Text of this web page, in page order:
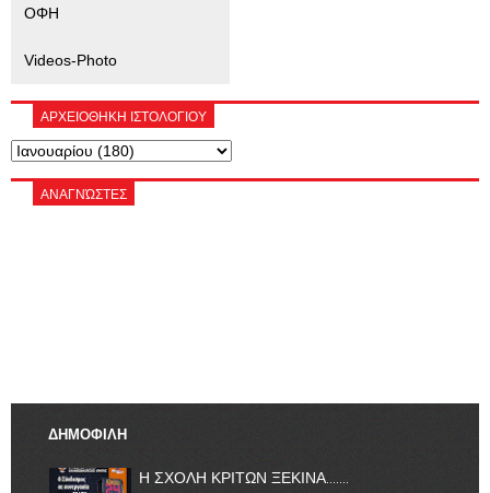
ΟΦΗ
Videos-Photo
ΑΡΧΕΙΟΘΗΚΗ ΙΣΤΟΛΟΓΙΟΥ
ΑΝΑΓΝΏΣΤΕΣ
ΔΗΜΟΦΙΛΗ
Η ΣΧΟΛΗ ΚΡΙΤΩΝ ΞΕΚΙΝΑ.......